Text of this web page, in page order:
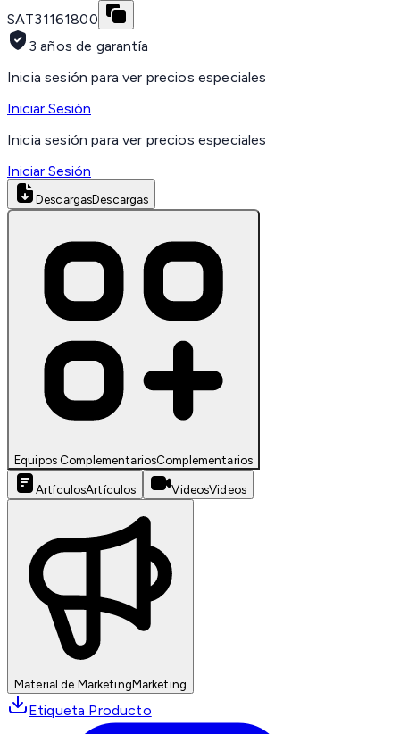
SAT31161800
3 años de garantía
Inicia sesión para ver precios especiales
Iniciar Sesión
Inicia sesión para ver precios especiales
Iniciar Sesión
DescargasDescargas
Equipos ComplementariosComplementarios
ArtículosArtículos VideosVideos
Material de MarketingMarketing
Etiqueta Producto